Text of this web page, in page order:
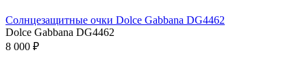
Солнцезащитные очки Dolce Gabbana DG4462
Dolce Gabbana DG4462
8 000 ₽